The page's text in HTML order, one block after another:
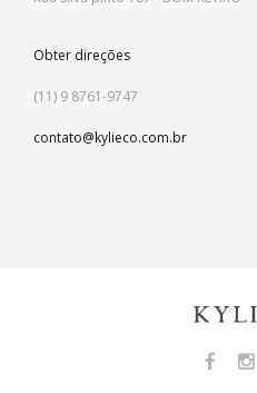
Obter direções
(11) 9 8761-9747
contato@kylieco.com.br